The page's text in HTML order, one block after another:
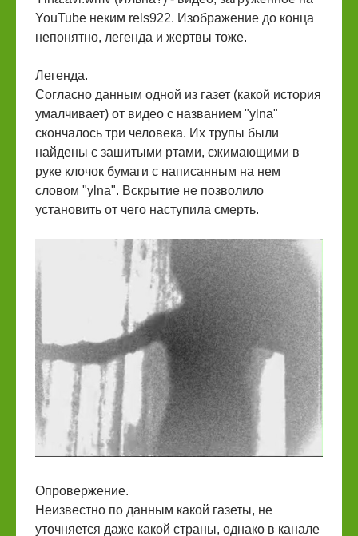
YouTube неким rels922. Изображение до конца
непонятно, легенда и жертвы тоже.
Легенда.
Согласно данным одной из газет (какой история
умалчивает) от видео с названием "ylna"
скончалось три человека. Их трупы были
найдены с зашитыми ртами, сжимающими в
руке клочок бумаги с написанным на нем
словом "ylna". Вскрытие не позволило
установить от чего наступила смерть.
Опровержение.
Неизвестно по данным какой газеты, не
уточняется даже какой страны, однако в канале